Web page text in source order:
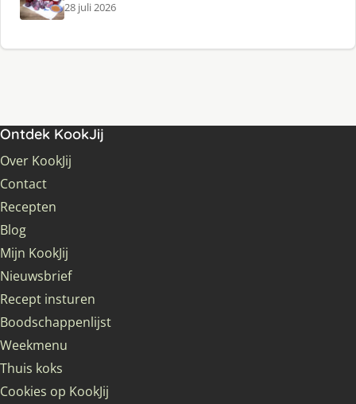
28 juli 2026
Ontdek KookJij
Over KookJij
Contact
Recepten
Blog
Mijn KookJij
Nieuwsbrief
Recept insturen
Boodschappenlijst
Weekmenu
Thuis koks
Cookies op KookJij